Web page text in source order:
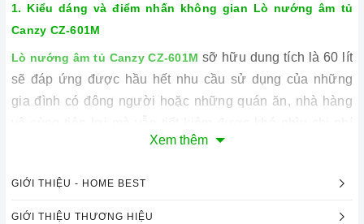
1. Kiểu dáng và điểm nhấn không gian Lò nướng âm tủ
Canzy CZ-601M
Lò nướng âm tủ Canzy CZ-601M sỡ hữu dung tích là 60 lít
sẽ đáp ứng được hầu hết nhu cầu sử dụng của những
gia đình có đông người hoặc những quán ăn, nhà hàng
trong sinh hoạt hằng ngày.
thục phẩm bên trong, ngoài ra của kính còn có 2 lớp cách
Xem thêm
GIỚI THIỆU - HOME BEST
GIỚI THIỆU THƯƠNG HIỆU